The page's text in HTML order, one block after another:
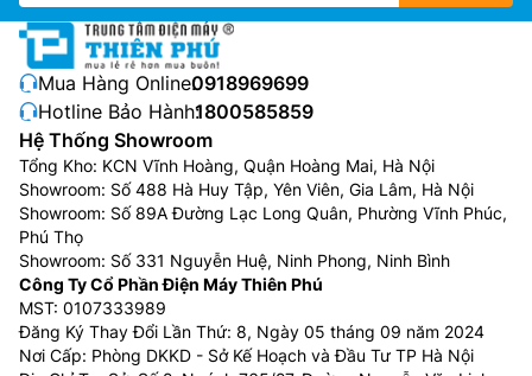
Với công suất lên tới 1500W mạnh mẽ này thì bạn sẽ
không phải chờ đợi quá lâu, nó có thể nấu chín thức
ăn một cách nhanh chóng và hiệu quả. Mâm nhiệt lớn
công suất mạnh mẽ, giúp bạn nấu chính thức ăn nhanh
chóng.
Mua Hàng Online:0918969699
Hotline Bảo Hành:1800585859
Hệ Thống Showroom
Tổng Kho: KCN Vĩnh Hoàng, Quận Hoàng Mai, Hà Nội
Showroom: Số 488 Hà Huy Tập, Yên Viên, Gia Lâm, Hà Nội
Showroom: Số 89A Đường Lạc Long Quân, Phường Vĩnh Phúc,
Phú Thọ
Showroom: Số 331 Nguyễn Huệ, Ninh Phong, Ninh Bình
Công Ty Cổ Phần Điện Máy Thiên Phú
MST: 0107333989
Đăng Ký Thay Đổi Lần Thứ: 8, Ngày 05 tháng 09 năm 2024
Nơi Cấp: Phòng DKKD - Sở Kế Hoạch và Đầu Tư TP Hà Nội